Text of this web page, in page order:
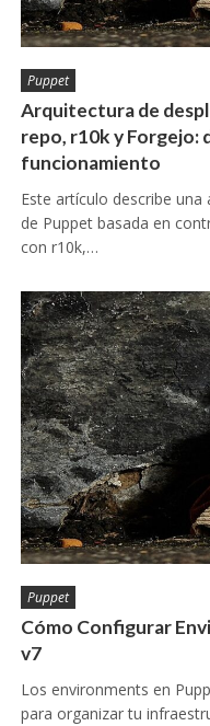
Puppet
Arquitectura de
repo, r10k y Forgejo:
funcionamiento
Este artículo describe
de Puppet basada en
con r10k,…
Puppet
Cómo Configurar
v7
Los environments en
para organizar tu